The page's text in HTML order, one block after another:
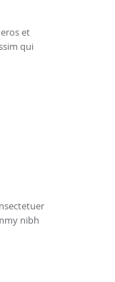
et
qui
nibh